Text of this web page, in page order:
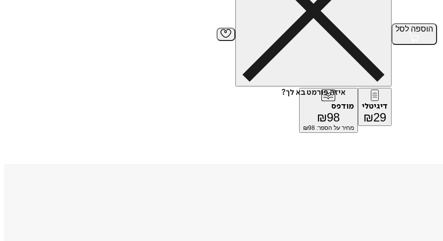
הוספה לסל
איזה פורמט בא לך?
דיגיטלי
₪29
מודפס
₪98
מחיר על הספר: ₪98